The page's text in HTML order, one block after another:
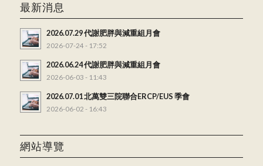
最新消息
2026.07.29 代謝肥胖與減重組月會
2026-07-24 - 17:52
2026.06.24 代謝肥胖與減重組月會
2026-06-03 - 11:43
2026.07.01 北萬雙三院聯合ERCP/EUS 季會
2026-06-02 - 16:43
網站導覽